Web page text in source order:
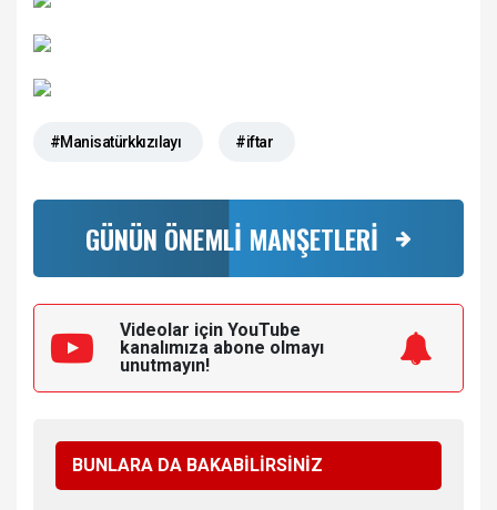
#Manisatürkkızılayı #iftar
GÜNÜN ÖNEMLİ MANŞETLERİ
Videolar için YouTube
kanalımıza abone olmayı
unutmayın!
BUNLARA DA BAKABİLİRSİNİZ